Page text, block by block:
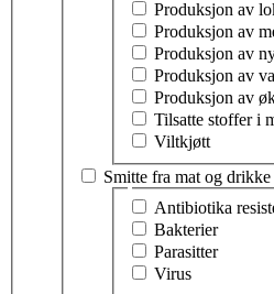
Produksjon av
Produksjon av
Produksjon av
Produksjon av
Produksjon av
Tilsatte stoffer i
Viltkjøtt
Smitte fra mat og drikke
Velg tema innen
Antibiotika
Bakterier
Parasitter
Virus